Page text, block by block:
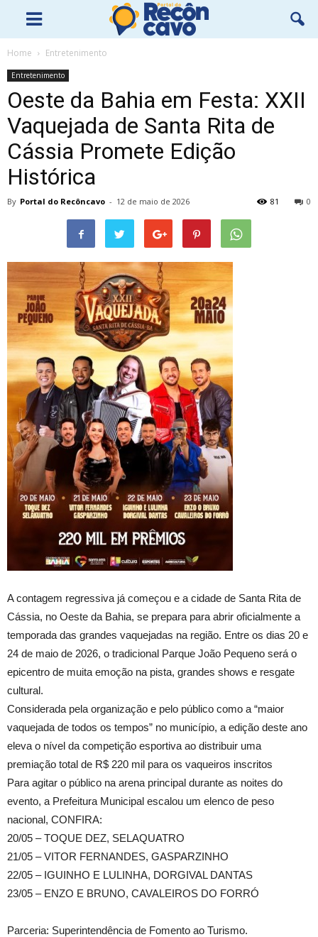
Home Entretenimento
Entretenimento
Oeste da Bahia em Festa: XXII
Vaquejada de Santa Rita de
Cássia Promete Edição
Histórica
By Portal do Recôncavo - 12 de maio de 2026 0
81
A contagem regressiva já começou e a cidade de Santa Rita de
Cássia, no Oeste da Bahia, se prepara para abrir oficialmente a
temporada das grandes vaquejadas na região. Entre os dias 20 e
24 de maio de 2026, o tradicional Parque João Pequeno será o
epicentro de muita emoção na pista, grandes shows e resgate
cultural.
Considerada pela organização e pelo público como a “maior
vaquejada de todos os tempos” no município, a edição deste ano
eleva o nível da competição esportiva ao distribuir uma
premiação total de R$ 220 mil para os vaqueiros inscritos
Para agitar o público na arena principal durante as noites do
evento, a Prefeitura Municipal escalou um elenco de peso
nacional, CONFIRA:
20/05 – TOQUE DEZ, SELAQUATRO
21/05 – VITOR FERNANDES, GASPARZINHO
22/05 – IGUINHO E LULINHA, DORGIVAL DANTAS
23/05 – ENZO E BRUNO, CAVALEIROS DO FORRÓ
Parceria: Superintendência de Fomento ao Turismo.